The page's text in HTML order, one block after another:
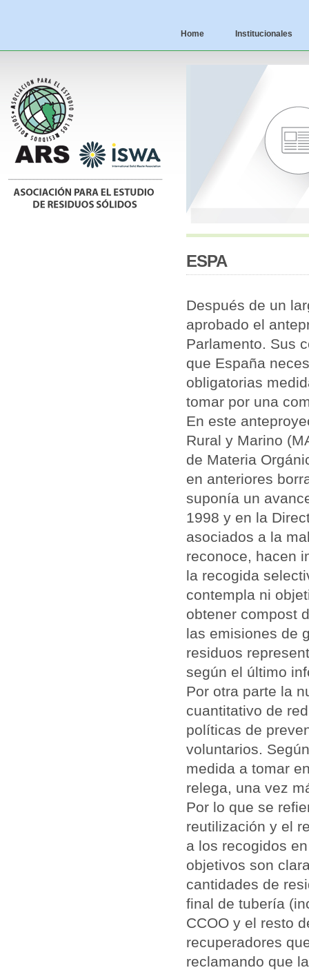
Home Institucionales
ESPA
Después de un
aprobado el
Parlamento. Sus
que España
obligatorias
tomar por una
En este
Rural y Marino
de Materia
en anteriores
suponía un
1998 y en la
asociados a la
reconoce, hacen
la recogida
contempla ni
obtener compost
las emisiones de
residuos
según el último
Por otra parte la
cuantitativo de
políticas de
voluntarios.
medida a tomar
relega, una vez
Por lo que se
reutilización y el
a los recogidos
objetivos son
cantidades de
final de tubería
CCOO y el resto
recuperadores
reclamando que